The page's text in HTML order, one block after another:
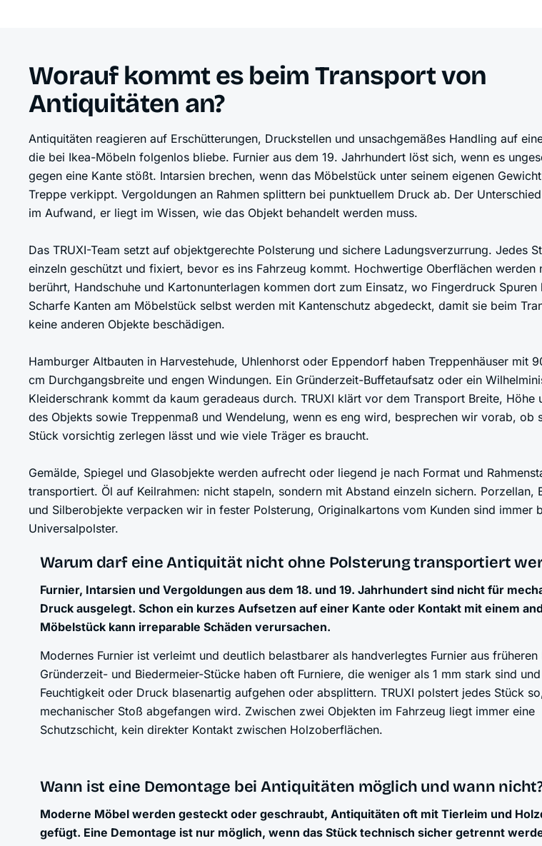
Worauf kommt es beim Transport von
Antiquitäten an?
Antiquitäten reagieren auf Erschütterungen, Druckstellen und unsachgemäßes Handling auf
die bei Ikea-Möbeln folgenlos bliebe. Furnier aus dem 19. Jahrhundert löst sich, wenn es
gegen eine Kante stößt. Intarsien brechen, wenn das Möbelstück unter seinem eigenen
Treppe verkippt. Vergoldungen an Rahmen splittern bei punktuellem Druck ab. Der
im Aufwand, er liegt im Wissen, wie das Objekt behandelt werden muss.
Das TRUXI-Team setzt auf objektgerechte Polsterung und sichere Ladungsverzurrung. Jedes
einzeln geschützt und fixiert, bevor es ins Fahrzeug kommt. Hochwertige Oberflächen werden
berührt, Handschuhe und Kartonunterlagen kommen dort zum Einsatz, wo Fingerdruck Spuren
Scharfe Kanten am Möbelstück selbst werden mit Kantenschutz abgedeckt, damit sie beim
keine anderen Objekte beschädigen.
Hamburger Altbauten in Harvestehude, Uhlenhorst oder Eppendorf haben Treppenhäuser mit
cm Durchgangsbreite und engen Windungen. Ein Gründerzeit-Buffetaufsatz oder ein
Kleiderschrank kommt da kaum geradeaus durch. TRUXI klärt vor dem Transport Breite, Höhe
des Objekts sowie Treppenmaß und Wendelung, wenn es eng wird, besprechen wir vorab, ob
Stück vorsichtig zerlegen lässt und wie viele Träger es braucht.
Gemälde, Spiegel und Glasobjekte werden aufrecht oder liegend je nach Format und
transportiert. Öl auf Keilrahmen: nicht stapeln, sondern mit Abstand einzeln sichern. Porzellan,
und Silberobjekte verpacken wir in fester Polsterung, Originalkartons vom Kunden sind immer
Universalpolster.
Warum darf eine Antiquität nicht ohne Polsterung transportiert
Furnier, Intarsien und Vergoldungen aus dem 18. und 19. Jahrhundert sind nicht für
Druck ausgelegt. Schon ein kurzes Aufsetzen auf einer Kante oder Kontakt mit einem
Möbelstück kann irreparable Schäden verursachen.
Modernes Furnier ist verleimt und deutlich belastbarer als handverlegtes Furnier aus früheren
Gründerzeit- und Biedermeier-Stücke haben oft Furniere, die weniger als 1 mm stark sind
Feuchtigkeit oder Druck blasenartig aufgehen oder absplittern. TRUXI polstert jedes Stück
mechanischer Stoß abgefangen wird. Zwischen zwei Objekten im Fahrzeug liegt immer eine
Schutzschicht, kein direkter Kontakt zwischen Holzoberflächen.
Wann ist eine Demontage bei Antiquitäten möglich und wann
Moderne Möbel werden gesteckt oder geschraubt, Antiquitäten oft mit Tierleim und
gefügt. Eine Demontage ist nur möglich, wenn das Stück technisch sicher getrennt